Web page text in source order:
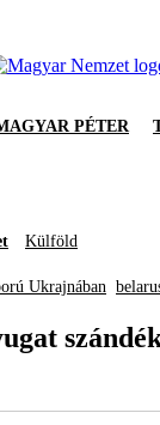
PÉTER
Külföld
Ukrajnában